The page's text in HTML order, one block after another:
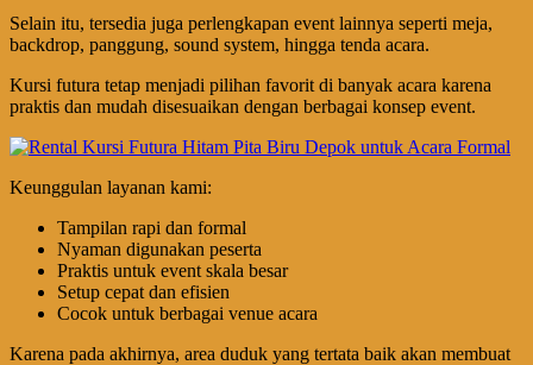
Selain itu, tersedia juga perlengkapan event lainnya seperti meja,
backdrop, panggung, sound system, hingga tenda acara.
Kursi futura tetap menjadi pilihan favorit di banyak acara karena
praktis dan mudah disesuaikan dengan berbagai konsep event.
Keunggulan layanan kami:
Tampilan rapi dan formal
Nyaman digunakan peserta
Praktis untuk event skala besar
Setup cepat dan efisien
Cocok untuk berbagai venue acara
Karena pada akhirnya, area duduk yang tertata baik akan membuat